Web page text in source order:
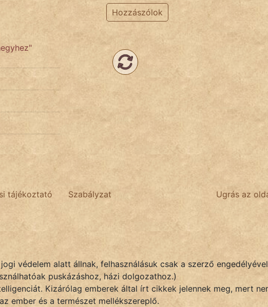
Hozzászólok
Ugrás az
tájékoztató
Szabályzat
védelem alatt állnak, felhasználásuk csak a szerző
puskázáshoz, házi dolgozathoz.)
Kizárólag emberek által írt cikkek jelennek meg, mert
ember és a természet mellékszereplő.